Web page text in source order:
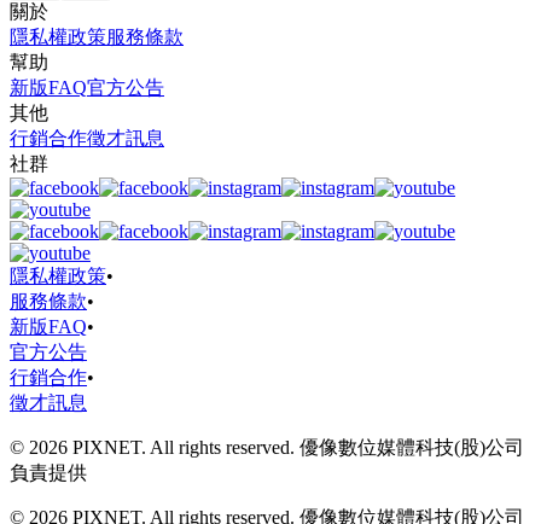
關於
隱私權政策服務條款
幫助
新版FAQ官方公告
其他
行銷合作徵才訊息
社群
隱私權政策•
服務條款•
新版FAQ•
官方公告
行銷合作•
徵才訊息
© 2026 PIXNET. All rights reserved. 優像數位媒體科技(股)公司
負責提供
© 2026 PIXNET. All rights reserved. 優像數位媒體科技(股)公司